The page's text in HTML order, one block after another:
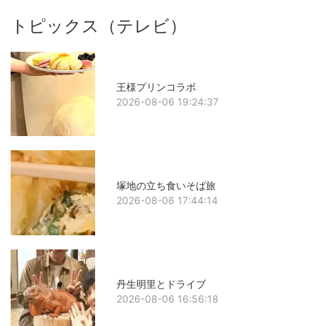
トピックス（テレビ）
王様プリンコラボ
2026-08-06 19:24:37
塚地の立ち食いそば旅
2026-08-06 17:44:14
丹生明里とドライブ
2026-08-06 16:56:18